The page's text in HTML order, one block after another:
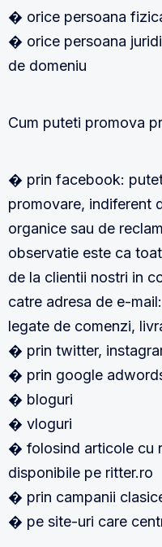
� orice persoana
� orice persoana
de domeniu
Cum puteti promova
� prin facebook:
promovare, indiferent
organice sau de
observatie este ca
de la clientii nostri in
catre adresa de e-
legate de comenzi,
� prin twitter,
� prin google
� bloguri
� vloguri
� folosind articole cu
disponibile pe ritter.ro
� prin campanii
� pe site-uri care